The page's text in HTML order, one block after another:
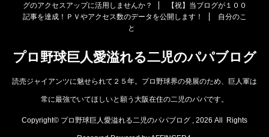
グのアクセスアップに活用しませんか？
【祝】当ブログが１００
記事を達成！ＰＶやアクセス数のデータを公開します！
自分のこ
と
プロ野球巨人愛溢れる二児のパパブログ
読売ジャイアンツに魅せられて２５年。プロ野球界の発展のため、巨人軍は
常に最強でいてほしいと願う大阪在住の二児のパパです。
Copyright© プロ野球巨人愛溢れる二児のパパブログ , 2026 All Rights